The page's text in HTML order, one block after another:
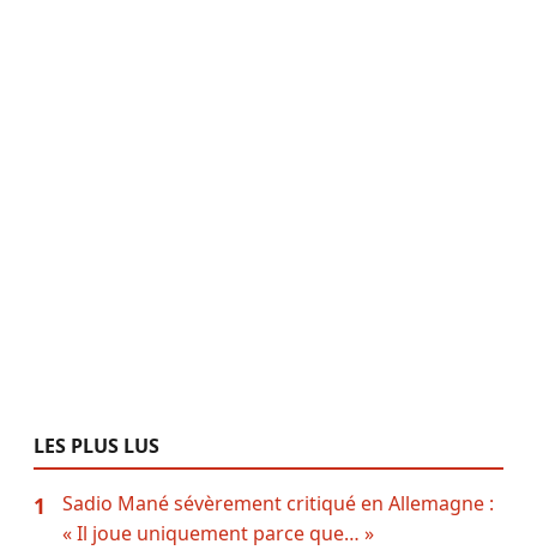
LES PLUS LUS
1
Sadio Mané sévèrement critiqué en Allemagne :
« Il joue uniquement parce que… »